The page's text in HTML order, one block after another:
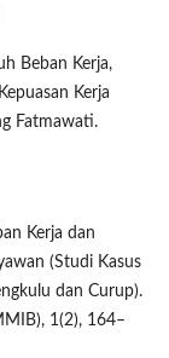
Beban Kerja,
Kerja
Fatmawati.
Kerja dan
(Studi Kasus
dan Curup).
1(2), 164–